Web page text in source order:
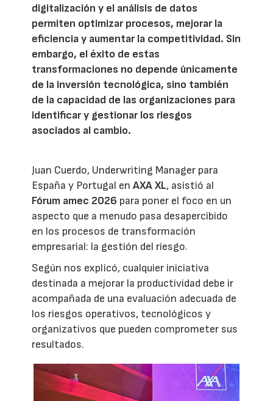
digitalización y el análisis de datos
permiten optimizar procesos, mejorar la
eficiencia y aumentar la competitividad. Sin
embargo, el éxito de estas
transformaciones no depende únicamente
de la inversión tecnológica, sino también
de la capacidad de las organizaciones para
identificar y gestionar los riesgos
asociados al cambio.
Juan Cuerdo, Underwriting Manager para
España y Portugal enAXA XL, asistió al
Fórum amec 2026 para poner el foco en un
aspecto que a menudo pasa desapercibido
en los procesos de transformación
empresarial: la gestión del riesgo.
Según nos explicó, cualquier iniciativa
destinada a mejorar la productividad debe ir
acompañada de una evaluación adecuada de
los riesgos operativos, tecnológicos y
organizativos que pueden comprometer sus
resultados.